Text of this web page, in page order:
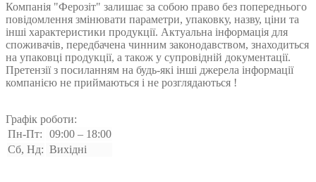
Компанія "Ферозіт" залишає за собою право без попереднього
повідомлення змінювати параметри, упаковку, назву, ціни та
інші характеристики продукції. Актуальна інформація для
споживачів, передбачена чинним законодавством, знаходиться
на упаковці продукції, а також у супровідній документації.
Претензії з посиланням на будь-які інші джерела інформації
компанією не приймаються і не розглядаються !
Графік роботи:
Пн-Пт:
09:00 – 18:00
Сб, Нд: Вихідні